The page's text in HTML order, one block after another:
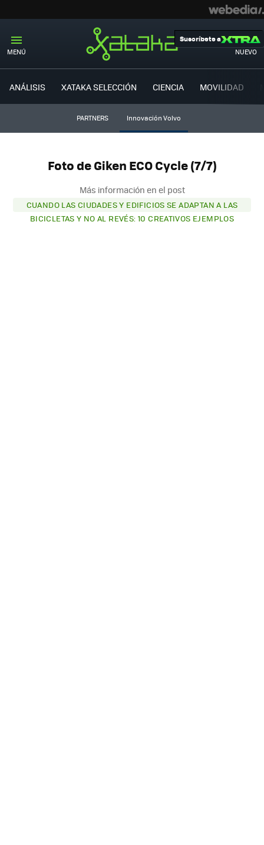
MENÚ NUEVO
Suscríbete a
ANÁLISIS XATAKA SELECCIÓN CIENCIA MOVILIDAD
PARTNERS Innovación Volvo
Foto de Giken ECO Cycle (7/7)
Más información en el post
CUANDO LAS CIUDADES Y EDIFICIOS SE ADAPTAN A LAS
BICICLETAS Y NO AL REVÉS: 10 CREATIVOS EJEMPLOS